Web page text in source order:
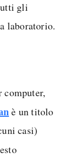
gli
laboratorio.
è un titolo
casi)